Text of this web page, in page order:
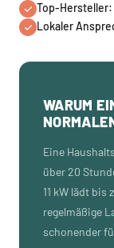
Top-Hersteller:
Lokaler
WARUM
Eine
über 20
11 kW lädt
regelmäßige
schonender